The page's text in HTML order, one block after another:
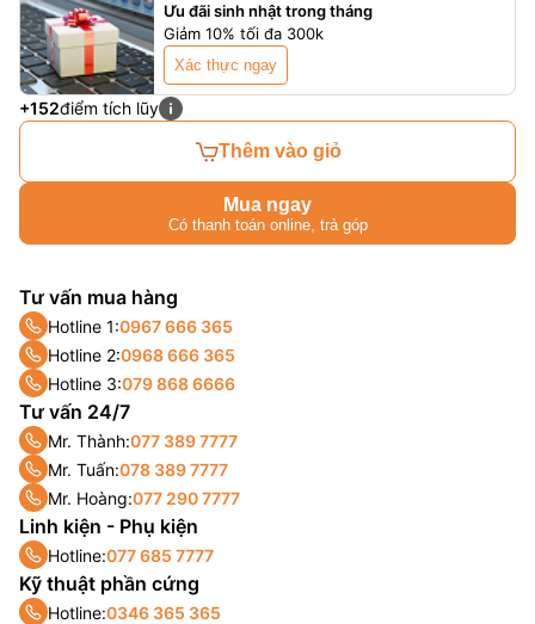
Ưu đãi sinh nhật trong tháng
Giảm 10% tối đa 300k
Xác thực ngay
+152điểm tích lũy
Thêm vào giỏ
Mua ngay
Có thanh toán online, trả góp
Tư vấn mua hàng
Hotline 1:0967 666 365
Hotline 2:0968 666 365
Hotline 3:079 868 6666
Tư vấn 24/7
Mr. Thành:077 389 7777
Mr. Tuấn:078 389 7777
Mr. Hoàng:077 290 7777
Linh kiện - Phụ kiện
Hotline:077 685 7777
Kỹ thuật phần cứng
Hotline:0346 365 365